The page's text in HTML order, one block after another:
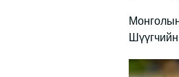
Шүүгчийн